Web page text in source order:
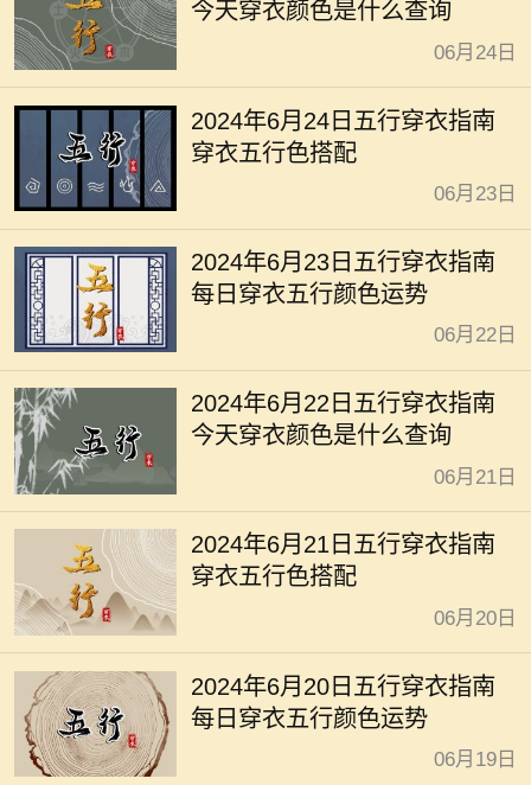
今天穿衣颜色是什么查询
06月24日
2024年6月24日五行穿衣指南
穿衣五行色搭配
06月23日
2024年6月23日五行穿衣指南
每日穿衣五行颜色运势
06月22日
2024年6月22日五行穿衣指南
今天穿衣颜色是什么查询
06月21日
2024年6月21日五行穿衣指南
穿衣五行色搭配
06月20日
2024年6月20日五行穿衣指南
每日穿衣五行颜色运势
06月19日